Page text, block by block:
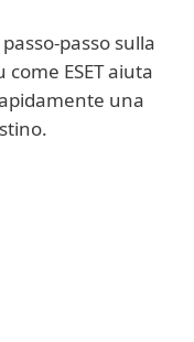
sulla
ESET aiuta
una